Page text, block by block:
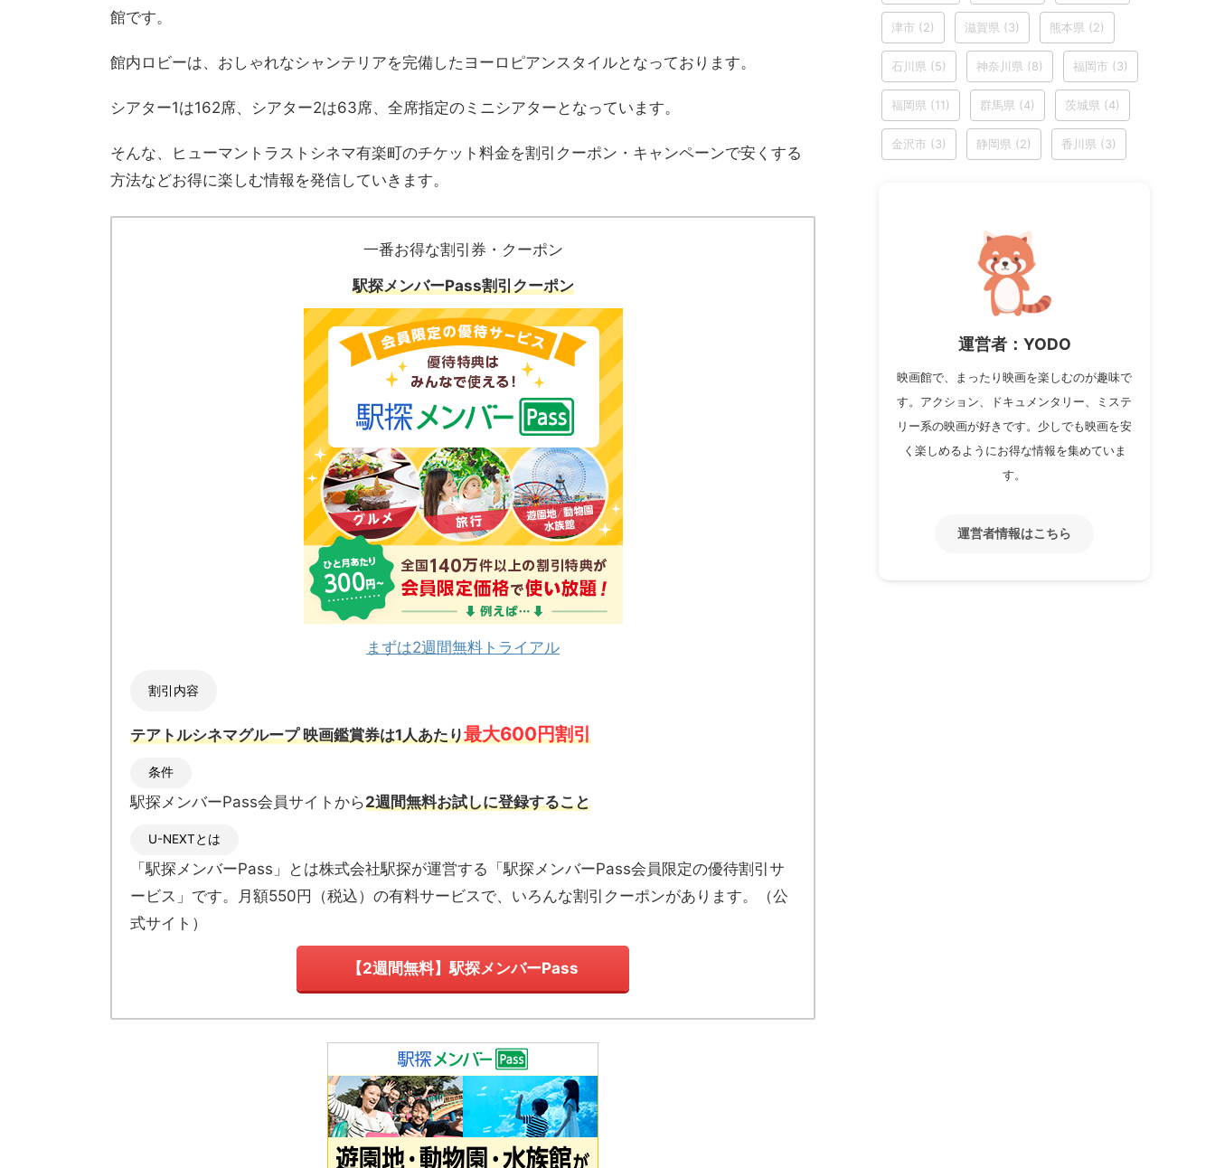
館です。
館内ロビーは、おしゃれなシャンテリアを完備したヨーロピアンスタイルとなっております。
シアター1は162席、シアター2は63席、全席指定のミニシアターとなっています。
そんな、ヒューマントラストシネマ有楽町のチケット料金を割引クーポン・キャンペーンで安くする
方法などお得に楽しむ情報を発信していきます。
一番お得な割引券・クーポン
駅探メンバーPass割引クーポン
まずは2週間無料トライアル
割引内容
テアトルシネマグループ 映画鑑賞券は1人あたり最大600円割引
条件
駅探メンバーPass会員サイトから2週間無料お試しに登録すること
U-NEXTとは
「駅探メンバーPass」とは株式会社駅探が運営する「駅探メンバーPass会員限定の優待割引サ
ービス」です。月額550円（税込）の有料サービスで、いろんな割引クーポンがあります。
（公
式サイト ）
【2週間無料】駅探メンバーPass
津市 (2) 滋賀県 (3) 熊本県 (2)
石川県 (5) 神奈川県 (8) 福岡市 (3)
福岡県 (11) 群馬県 (4) 茨城県 (4)
金沢市 (3) 静岡県 (2) 香川県 (3)
運営者：YODO
映画館で、まったり映画を楽しむのが趣味で
す。アクション、ドキュメンタリー、ミステ
リー系の映画が好きです。少しでも映画を安
く楽しめるようにお得な情報を集めていま
す。
運営者情報はこちら